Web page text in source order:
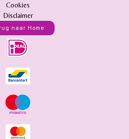
Cookies
Disclaimer
naar Home